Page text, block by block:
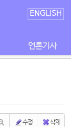
ENGLISH
언론기사
수정 삭제